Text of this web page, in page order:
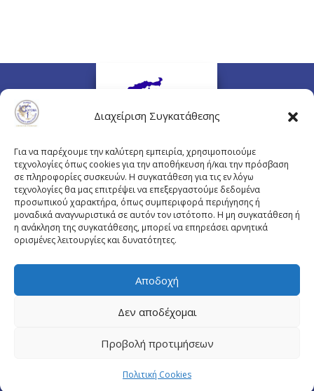
Διαχείριση Συγκατάθεσης
Για να παρέχουμε την καλύτερη εμπειρία, χρησιμοποιούμε
τεχνολογίες όπως cookies για την αποθήκευση ή/και την πρόσβαση
σε πληροφορίες συσκευών. Η συγκατάθεση για τις εν λόγω
τεχνολογίες θα μας επιτρέψει να επεξεργαστούμε δεδομένα
προσωπικού χαρακτήρα, όπως συμπεριφορά περιήγησης ή
μοναδικά αναγνωριστικά σε αυτόν τον ιστότοπο. Η μη συγκατάθεση ή
η ανάκληση της συγκατάθεσης, μπορεί να επηρεάσει αρνητικά
ορισμένες λειτουργίες και δυνατότητες.
Αποδοχή
Δεν αποδέχομαι
Προβολή προτιμήσεων
Πολιτική Cookies
Πλουτάρχου 3, 10675 Αθήνα
Email επικοινωνίας:pisinfo@pis.gr
© Copyright pis.gr 2019 - Designed & Hosted by